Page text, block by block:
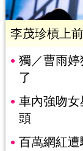
李茂珍槓上
獨／曹雨
了
車內強吻
頭
百萬網紅